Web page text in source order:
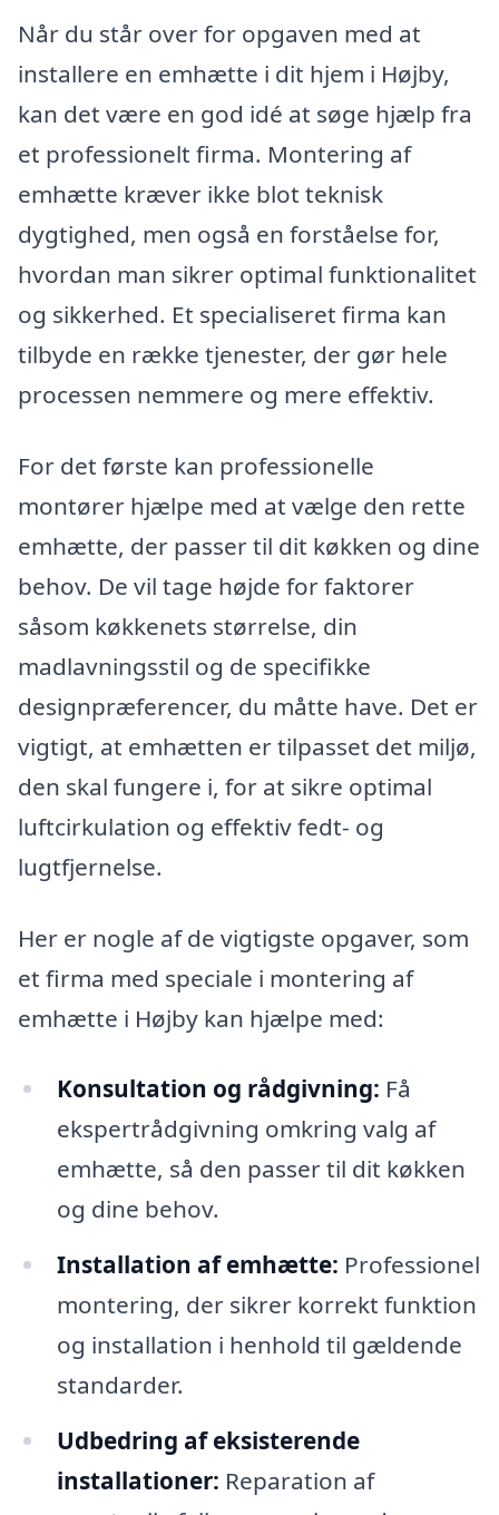
Når du står over for opgaven med at
installere en emhætte i dit hjem i Højby,
kan det være en god idé at søge hjælp fra
et professionelt firma. Montering af
emhætte kræver ikke blot teknisk
dygtighed, men også en forståelse for,
hvordan man sikrer optimal funktionalitet
og sikkerhed. Et specialiseret firma kan
tilbyde en række tjenester, der gør hele
processen nemmere og mere effektiv.
For det første kan professionelle
montører hjælpe med at vælge den rette
emhætte, der passer til dit køkken og dine
behov. De vil tage højde for faktorer
såsom køkkenets størrelse, din
madlavningsstil og de specifikke
designpræferencer, du måtte have. Det er
vigtigt, at emhætten er tilpasset det miljø,
den skal fungere i, for at sikre optimal
luftcirkulation og effektiv fedt- og
lugtfjernelse.
Her er nogle af de vigtigste opgaver, som
et firma med speciale i montering af
emhætte i Højby kan hjælpe med:
Konsultation og rådgivning: Få
ekspertrådgivning omkring valg af
emhætte, så den passer til dit køkken
og dine behov.
Installation af emhætte: Professionel
montering, der sikrer korrekt funktion
og installation i henhold til gældende
standarder.
Udbedring af eksisterende
installationer: Reparation af